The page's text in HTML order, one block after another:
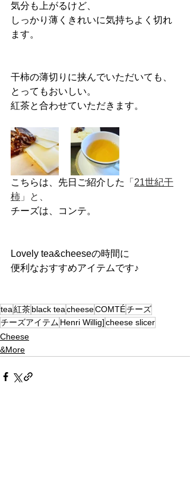
気分も上がるけど、
しっかり薄くきれいに気持ちよく切れ
ます。
干柿の薄切りに挟んでいただいても、
とってもおいしい。
紅茶と合わせていただきます。
こちらは、先日ご紹介した 「 21世紀干
柿 」と、
チーズは、コンテ。
Lovely tea&cheeseの時間に
便利なおすすめアイテムです♪
tea紅茶black teacheeseCOMTÉチーズ
チーズアイテム Henri Willig]cheese slicer
Cheese
&More